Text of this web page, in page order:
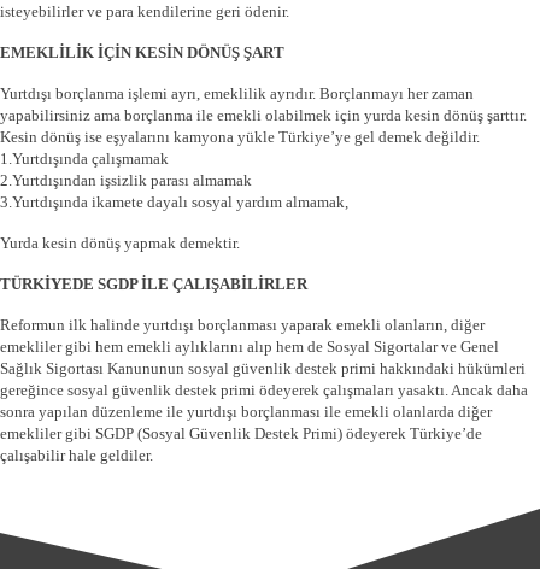
isteyebilirler ve para kendilerine geri ödenir.
EMEKLİLİK İÇİN KESİN DÖNÜŞ ŞART
Yurtdışı borçlanma işlemi ayrı, emeklilik ayrıdır. Borçlanmayı her zaman
yapabilirsiniz ama borçlanma ile emekli olabilmek için yurda kesin dönüş şarttır.
Kesin dönüş ise eşyalarını kamyona yükle Türkiye’ye gel demek değildir.
1.Yurtdışında çalışmamak
2.Yurtdışından işsizlik parası almamak
3.Yurtdışında ikamete dayalı sosyal yardım almamak,
Yurda kesin dönüş yapmak demektir.
TÜRKİYEDE SGDP İLE ÇALIŞABİLİRLER
Reformun ilk halinde yurtdışı borçlanması yaparak emekli olanların, diğer
emekliler gibi hem emekli aylıklarını alıp hem de Sosyal Sigortalar ve Genel
Sağlık Sigortası Kanununun sosyal güvenlik destek primi hakkındaki hükümleri
gereğince sosyal güvenlik destek primi ödeyerek çalışmaları yasaktı. Ancak daha
sonra yapılan düzenleme ile yurtdışı borçlanması ile emekli olanlarda diğer
emekliler gibi SGDP (Sosyal Güvenlik Destek Primi) ödeyerek Türkiye’de
çalışabilir hale geldiler.